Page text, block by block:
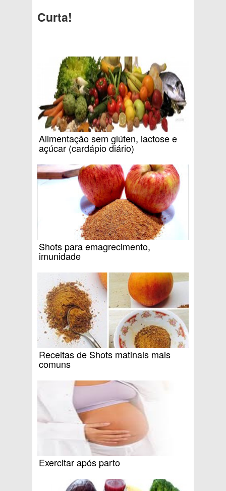
Curta!
Alimentação sem glúten, lactose e
açúcar (cardápio diário)
Shots para emagrecimento,
imunidade
Receitas de Shots matinais mais
comuns
Exercitar após parto